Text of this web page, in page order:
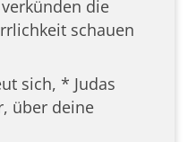
die
schauen
sich, * Judas
über deine